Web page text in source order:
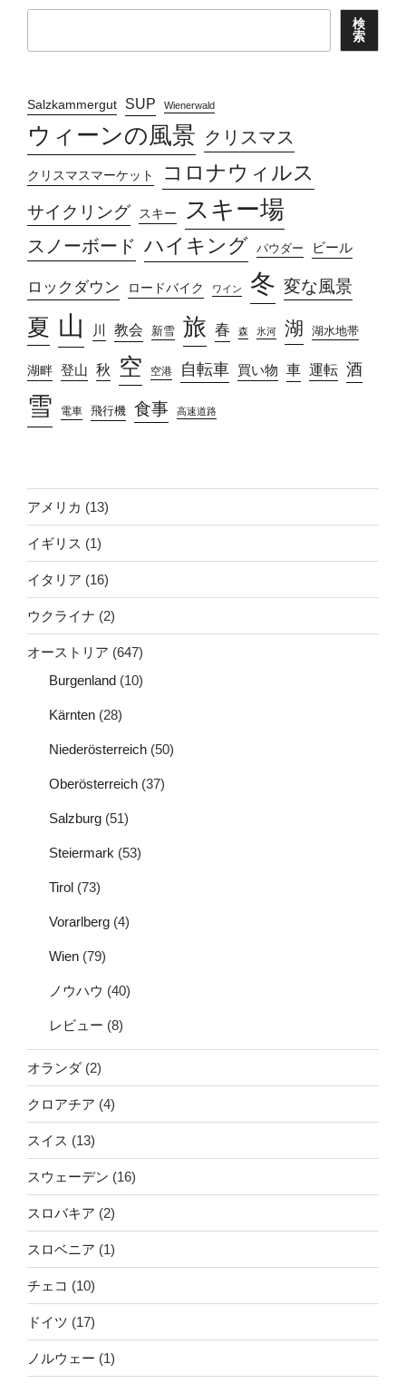
検
索
Salzkammergut SUP Wienerwald
ウィーンの風景 クリスマス
クリスマスマーケット コロナウィルス
サイクリング スキー スキー場
スノーボード ハイキング パウダー ビール
ロックダウン ロードバイク ワイン 冬 変な風景
夏 山 川 教会 新雪 旅 春 森 氷河 湖 湖水地帯
湖畔 登山 秋 空 空港 自転車 買い物 車 運転 酒
雪 電車 飛行機 食事 高速道路
アメリカ (13)
イギリス (1)
イタリア (16)
ウクライナ (2)
オーストリア (647)
Burgenland (10)
Kärnten (28)
Niederösterreich (50)
Oberösterreich (37)
Salzburg (51)
Steiermark (53)
Tirol (73)
Vorarlberg (4)
Wien (79)
ノウハウ (40)
レビュー (8)
オランダ (2)
クロアチア (4)
スイス (13)
スウェーデン (16)
スロバキア (2)
スロベニア (1)
チェコ (10)
ドイツ (17)
ノルウェー (1)